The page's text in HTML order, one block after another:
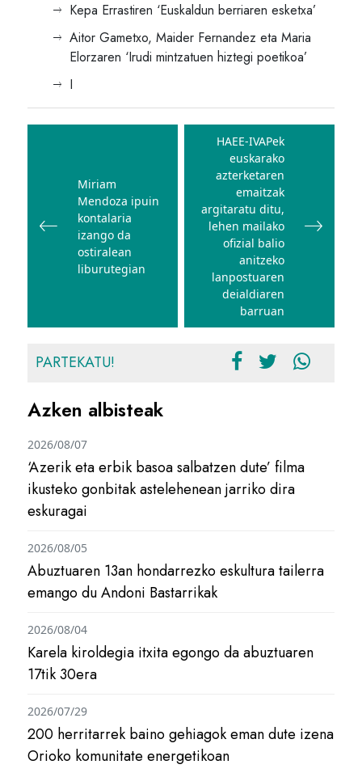
Kepa Errastiren ‘Euskaldun berriaren esketxa’
Aitor Gametxo, Maider Fernandez eta Maria
Elorzaren ‘Irudi mintzatuen hiztegi poetikoa’
I
Bidalketetan
Miriam
Mendoza ipuin
kontalaria
izango da
ostiralean
liburutegian
HAEE-IVAPek
euskarako
azterketaren
emaitzak
argitaratu ditu,
lehen mailako
ofizial balio
anitzeko
lanpostuaren
deialdiaren
barruan
PARTEKATU!
Azken albisteak
‘Azerik eta erbik basoa salbatzen dute’ filma
ikusteko gonbitak astelehenean jarriko dira
eskuragai
2026/08/07
Abuztuaren 13an hondarrezko eskultura tailerra
emango du Andoni Bastarrikak
2026/08/05
Karela kiroldegia itxita egongo da abuztuaren
17tik 30era
2026/08/04
200 herritarrek baino gehiagok eman dute izena
Orioko komunitate energetikoan
2026/07/29